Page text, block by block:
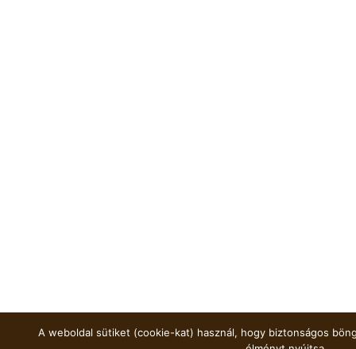
A weboldal sütiket (cookie-kat) használ, hogy biztonságos